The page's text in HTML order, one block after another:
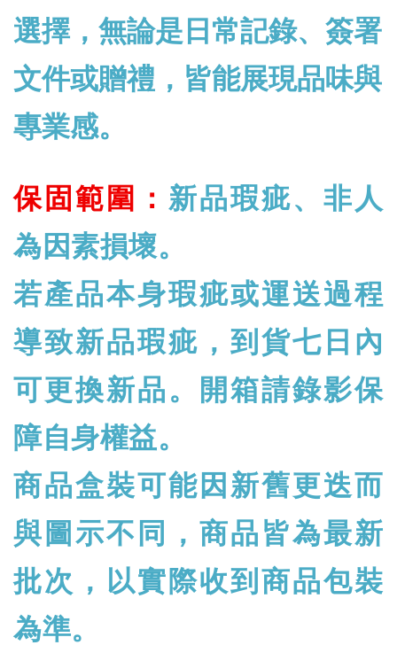
選擇，無論是日常記錄、簽署
文件或贈禮，皆能展現品味與
專業感。
保固範圍： 新品瑕疵、非人
為因素損壞。
若產品本身瑕疵或運送過程
導致新品瑕疵，到貨七日內
可更換新品。開箱請錄影保
障自身權益。
商品盒裝可能因新舊更迭而
與圖示不同，商品皆為最新
批次，以實際收到商品包裝
為準。